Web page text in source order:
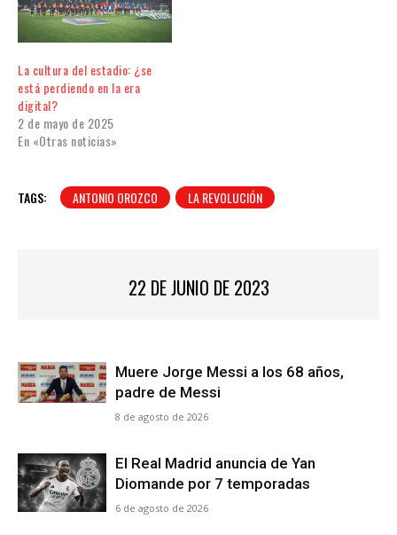
La cultura del estadio: ¿se
está perdiendo en la era
digital?
2 de mayo de 2025
En «Otras noticias»
TAGS: ANTONIO OROZCO LA REVOLUCIÓN
22 DE JUNIO DE 2023
Muere Jorge Messi a los 68 años,
padre de Messi
8 de agosto de 2026
El Real Madrid anuncia de Yan
Diomande por 7 temporadas
6 de agosto de 2026